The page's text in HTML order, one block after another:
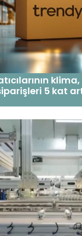
5 kat